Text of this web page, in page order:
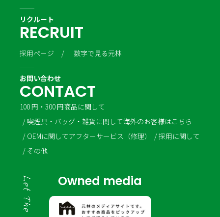
リクルート
RECRUIT
採用ページ 数字で見る元林
お問い合わせ
CONTACT
100 円・300 円商品に関して
喫煙具・バッグ・雑貨に関して海外のお客様はこちら
OEMに関してアフターサービス（修理）
採用に関して
その他
Owned media